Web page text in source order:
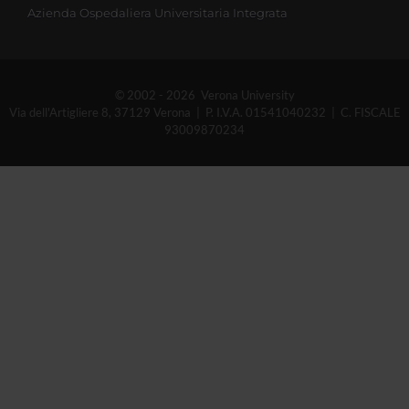
Azienda Ospedaliera Universitaria Integrata
© 2002 - 2026 Verona University
Via dell'Artigliere 8, 37129 Verona | P. I.V.A. 01541040232 | C. FISCALE
93009870234